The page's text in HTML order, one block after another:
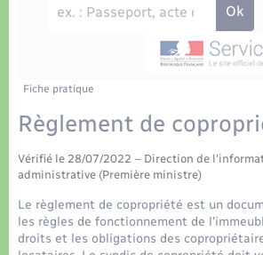
Eau - Assainissement
Transports
Transports scolaires
Logement - Urbanisme
Loisirs
Travaux - Autorisation
Présentation de la commune
Publications
La Communauté de communes
Fiche pratique
Règlement de
Vérifié le 28/07/2022 – Direction de
administrative (Première ministre)
Le règlement de copropriété est un
les règles de fonctionnement de
droits et les obligations des